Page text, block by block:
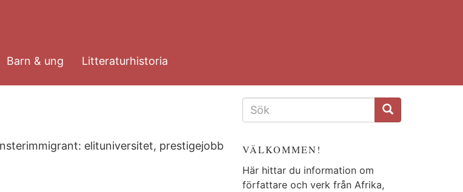
Barn & ung Litteraturhistoria
elituniversitet, prestigejobb
SÖKFORMULÄR
VÄLKOMMEN!
Här hittar du information om
författare och verk från Afrika,